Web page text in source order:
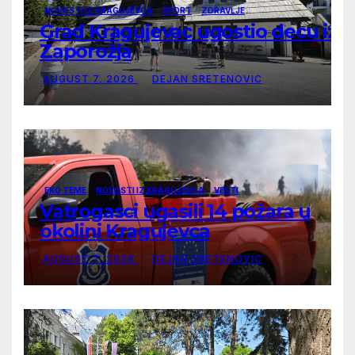
NOVOSTI IZ KRAGUJEVCA SPORT ZDRAVLJE
Grad Kragujevac ugostio decu iz
Zaporožja
AUGUST 7, 2026 DEJAN SRETENOVIC
EKO TEME NOVOSTI IZ KRAGUJEVCA VESTI
Vatrogasci ugasili 14 požara u
okolini Kragujevca
AUGUST 7, 2026 DEJAN SRETENOVIC